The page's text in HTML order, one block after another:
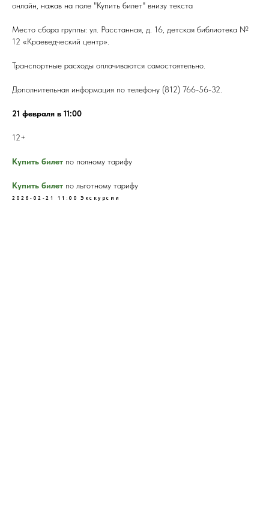
онлайн, нажав на поле "Купить билет" внизу текста
Место сбора группы: ул. Расстанная, д. 16, детская библиотека №
12 «Краеведческий центр».
Транспортные расходы оплачиваются самостоятельно.
Дополнительная информация по телефону (812) 766-56-32.
21 февраля в 11:00
12+
Купить билет по полному тарифу
Купить билет по льготному тарифу
2026-02-21 11:00 Экскурсии